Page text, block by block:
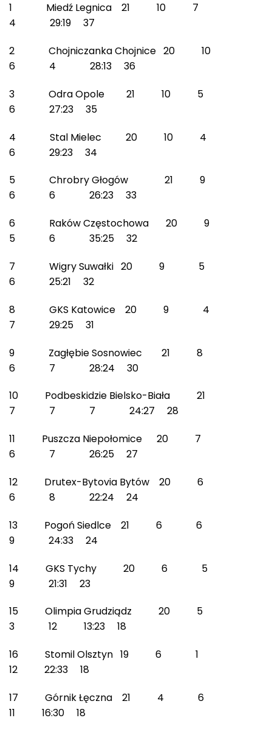
1 Miedź Legnica 21 10 7
4 29:19 37
2 Chojniczanka Chojnice 20 10
6 4 28:13 36
3 Odra Opole 21 10 5
6 27:23 35
4 Stal Mielec 20 10 4
6 29:23 34
5 Chrobry Głogów 21 9
6 6 26:23 33
6 Raków Częstochowa 20 9
5 6 35:25 32
7 Wigry Suwałki 20 9 5
6 25:21 32
8 GKS Katowice 20 9 4
7 29:25 31
9 Zagłębie Sosnowiec 21 8
6 7 28:24 30
10 Podbeskidzie Bielsko-Biała 21
7 7 7 24:27 28
11 Puszcza Niepołomice 20 7
6 7 26:25 27
12 Drutex-Bytovia Bytów 20 6
6 8 22:24 24
13 Pogoń Siedlce 21 6 6
9 24:33 24
14 GKS Tychy 20 6 5
9 21:31 23
15 Olimpia Grudziądz 20 5
3 12 13:23 18
16 Stomil Olsztyn 19 6 1
12 22:33 18
17 Górnik Łęczna 21 4 6
11 16:30 18